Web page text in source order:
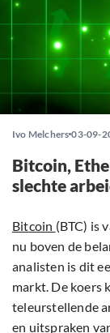
Ivo Melchers 03-09-
Bitcoin,
slechte
Bitcoin (BTC) is
nu boven de
analisten is dit
markt. De koers
teleurstellende
en uitspraken